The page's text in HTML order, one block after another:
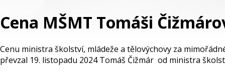
Cena MŠMT Tomáši
Cenu ministra školství, mládeže a tělovýchovy za
převzal 19. listopadu 2024 Tomáš Čižmár od ministra